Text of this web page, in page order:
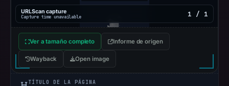
14:42
UTC.
A
URLScan
URLScan capture
Capture time unavailable 1 / 1
Ver a tamaño completo Informe de origen
Wayback Open image
TÍTULO DE LA PÁGINA